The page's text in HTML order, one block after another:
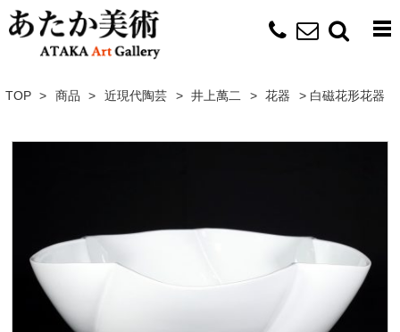
TOP > 商品 > 近現代陶芸 > 井上萬二 > 花器 > 白磁花形花器